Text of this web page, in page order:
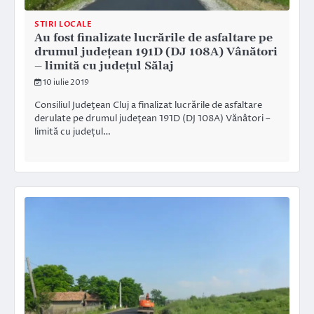
STIRI LOCALE
Au fost finalizate lucrările de asfaltare pe
drumul județean 191D (DJ 108A) Vânători
– limită cu județul Sălaj
10 iulie 2019
Consiliul Judeţean Cluj a finalizat lucrările de asfaltare
derulate pe drumul judeţean 191D (DJ 108A) Vănâtori –
limită cu județul…